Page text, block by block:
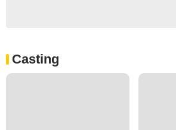
Casting